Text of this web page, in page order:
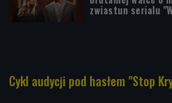
zwiastun serialu
Cykl audycji pod hasłem "Stop